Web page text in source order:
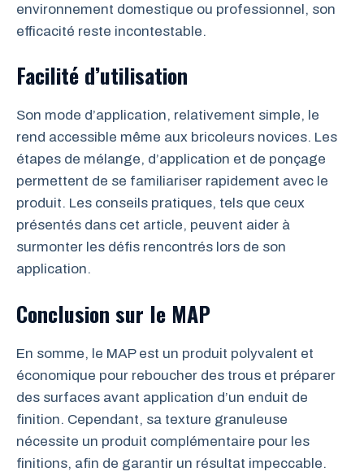
environnement domestique ou professionnel, son
efficacité reste incontestable.
Facilité d’utilisation
Son mode d’application, relativement simple, le
rend accessible même aux bricoleurs novices. Les
étapes de mélange, d’application et de ponçage
permettent de se familiariser rapidement avec le
produit. Les conseils pratiques, tels que ceux
présentés dans cet article, peuvent aider à
surmonter les défis rencontrés lors de son
application.
Conclusion sur le MAP
En somme, le MAP est un produit polyvalent et
économique pour reboucher des trous et préparer
des surfaces avant application d’un enduit de
finition. Cependant, sa texture granuleuse
nécessite un produit complémentaire pour les
finitions, afin de garantir un résultat impeccable.